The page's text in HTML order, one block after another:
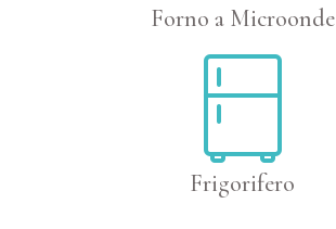
Forno a Microonde
Frigorifero